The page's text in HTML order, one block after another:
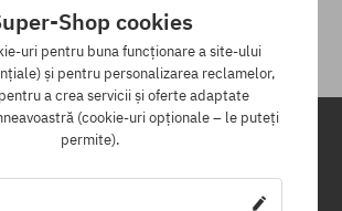
primirii.
Newsletter
Shop cookies
uri pentru buna funcționare a site-ului
și pentru personalizarea reclamelor,
a crea servicii și oferte adaptate
(cookie-uri opționale – le puteți
permite).